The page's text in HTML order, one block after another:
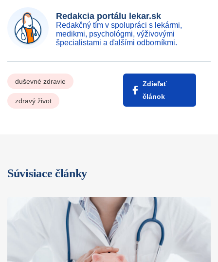
Redakcia portálu lekar.sk
Redakčný tím v spolupráci s lekármi,
medikmi, psychológmi, výživovými
špecialistami a ďalšími odborníkmi.
duševné zdravie
zdravý život
Zdieľať
článok
Súvisiace články